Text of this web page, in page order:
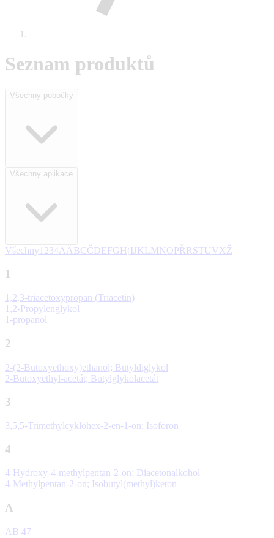
Seznam produktů
Všechny pobočky
Všechny aplikace
Všechny 1 234A ÄBCČDEFGH(I JKLMNOPŘRSTUVXŽ
1
1,2,3-triacetoxypropan (Triacetin)
1,2-Propylenglykol
1-propanol
2
2-(2-Butoxyethoxy)ethanol; Butyldiglykol
2-Butoxyethyl-acetát; Butylglykolacetát
3
3,5,5-Trimethylcyklohex-2-en-1-on; Isoforon
4
4-Hydroxy-4-methylpentan-2-on; Diacetonalkohol
4-Methylpentan-2-on; Isobutyl(methyl)keton
A
AB 47